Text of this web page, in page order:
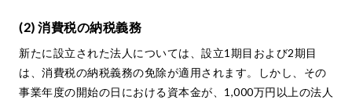
(2) 消費税の納税義務
新たに設立された法人については、設立1期目および2期目
は、消費税の納税義務の免除が適用されます。しかし、その
事業年度の開始の日における資本金が、1,000万円以上の法人